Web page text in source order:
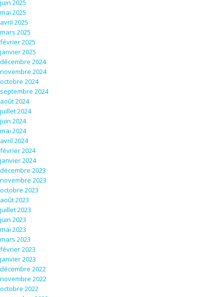
juin 2025
mai 2025
avril 2025
mars 2025
février 2025
janvier 2025
décembre 2024
novembre 2024
octobre 2024
septembre 2024
août 2024
juillet 2024
juin 2024
mai 2024
avril 2024
février 2024
janvier 2024
décembre 2023
novembre 2023
octobre 2023
août 2023
juillet 2023
juin 2023
mai 2023
mars 2023
février 2023
janvier 2023
décembre 2022
novembre 2022
octobre 2022